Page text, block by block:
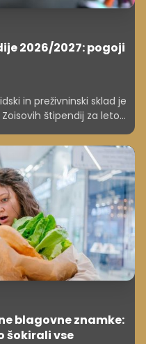
2026/2027: pogoji
in preživninski sklad je
štipendij za leto
Zoisove štipendije.
je za dijake 30.
blagovne znamke:
šokirali vse